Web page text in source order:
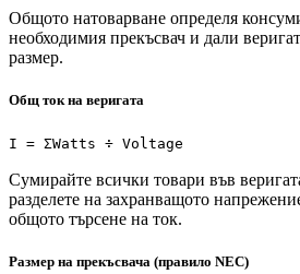
Общото натоварване определя
необходимия прекъсвач и дали
размер.
Общ ток на веригата
I = ΣWatts ÷ Voltage
Сумирайте всички товари във
разделете на захранващото
общото търсене на ток.
Размер на прекъсвача (правило NEC)